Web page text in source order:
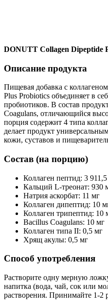
DONUTT Collagen Dipeptide
Описание продукта
Пищевая добавка с
Plus Probiotics объединяет в
пробиотиков. В состав
Coagulans, отличающийся
порция содержит 4 типа
делает продукт
кожи, суставов и
Состав (на порцию)
Коллаген пептид: 3
Кальций L-треонат: 930
Натрия аскорбат: 11 мг
Коллаген дипептид: 10
Коллаген трипептид: 10
Bacillus Coagulans: 10 мг
Коллаген типа II: 0,5 мг
Хрящ акулы: 0,5 мг
Способ употребления
Растворите одну мерную
напитка (вода, чай, сок или
растворения. Принимайте 1-2